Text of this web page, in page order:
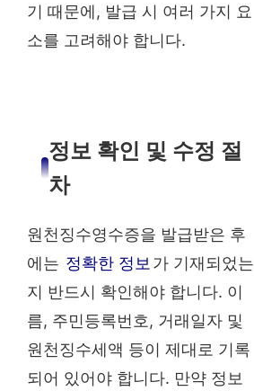
기 때문에, 발급 시 여러 가지 요
소를 고려해야 합니다.
정보 확인 및 수정 절
차
원천징수영수증을 발급받은 후
에는 정확한 정보가 기재되었는
지 반드시 확인해야 합니다. 이
름, 주민등록번호, 거래일자 및
원천징수세액 등이 제대로 기록
되어 있어야 합니다. 만약 정보